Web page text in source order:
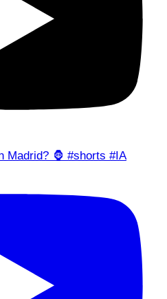
Madrid? 🦍 #shorts #IA